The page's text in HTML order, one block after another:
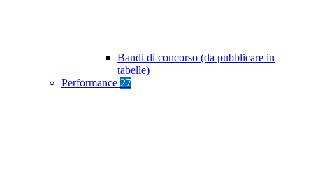
Bandi di concorso (da pubblicare in
tabelle)
Performance 27